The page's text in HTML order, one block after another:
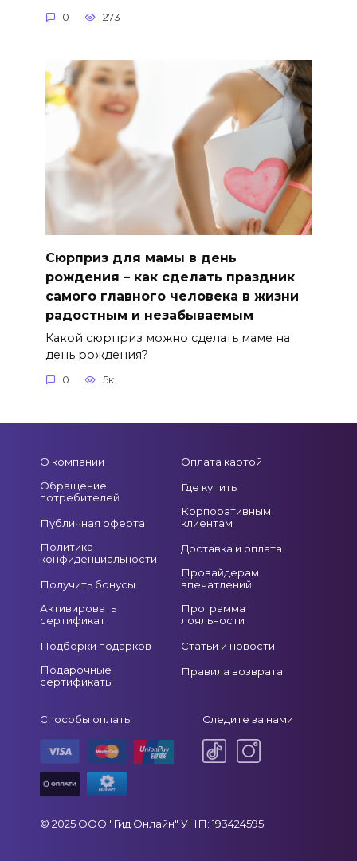
0 273
Сюрприз для мамы в день
рождения – как сделать праздник
самого главного человека в жизни
радостным и незабываемым
Какой сюрприз можно сделать маме на
день рождения?
0 5к.
О компании
Обращение
потребителей
Публичная оферта
Политика
конфиденциальности
Получить бонусы
Активировать
сертификат
Подборки подарков
Подарочные
сертификаты
Оплата картой
Где купить
Корпоративным
клиентам
Доставка и оплата
Провайдерам
впечатлений
Программа
лояльности
Статьи и новости
Правила возврата
Способы оплаты Следите за нами
© 2025 ООО "Гид Онлайн" УНП: 193424595